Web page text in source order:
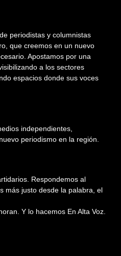
periodistas y columnistas
que creemos en un nuevo
Apostamos por una
a los sectores
espacios donde sus voces
independientes,
periodismo en la región.
Respondemos al
más justo desde la palabra, el
Y lo hacemos En Alta Voz.